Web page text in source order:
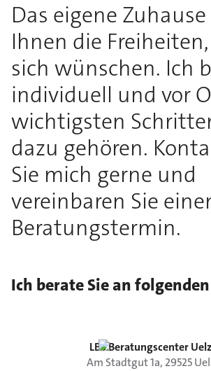
Das eigene
Ihnen die
sich wünschen. Ich
individuell und vor
wichtigsten
dazu gehören.
Sie mich gerne und
vereinbaren Sie
Beratungstermin.
Ich berate Sie an
LBS Beratungscenter
Am Stadtgut1a, 29525